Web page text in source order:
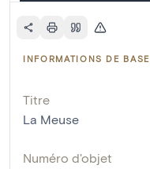
INFORMATIONS DE BASE
Titre
La Meuse
Numéro d'objet